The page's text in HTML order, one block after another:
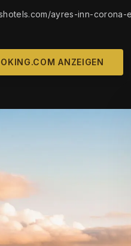
ayres-inn-corona-
ANZEIGEN